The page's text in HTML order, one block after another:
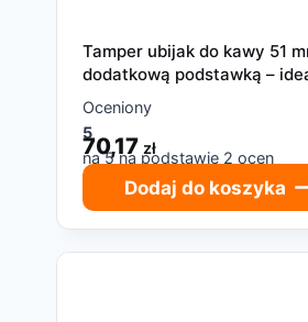
Tamper ubijak do kawy 51
dodatkową podstawką –
do espresso
Oceniony
5
na 5 na podstawie 2 ocen
klientów
70,17 zł
Dodaj do koszyka